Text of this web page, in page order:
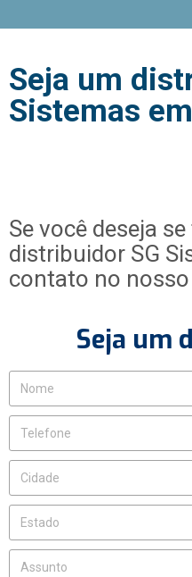
Seja um
Sistemas
Se você deseja
distribuidor SG
contato no
Seja um